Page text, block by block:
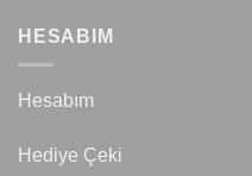
HESABIM
Hesabım
Hediye Çeki